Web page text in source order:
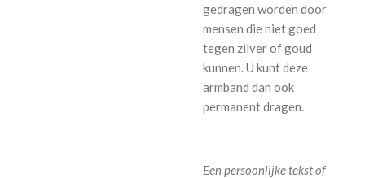
gedragen worden door
mensen die niet goed
tegen zilver of goud
kunnen. U kunt deze
armband dan ook
permanent dragen.
Een persoonlijke tekst of